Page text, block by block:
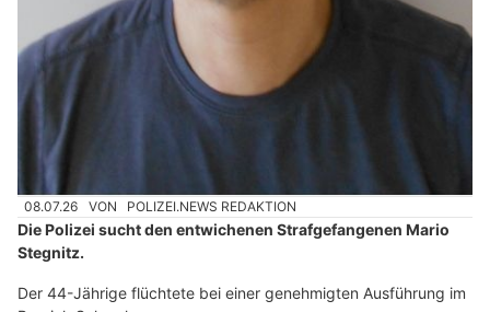
08.07.26 VON POLIZEI.NEWS REDAKTION
Die Polizei sucht den entwichenen Strafgefangenen Mario
Stegnitz.
Der 44-Jährige flüchtete bei einer genehmigten Ausführung im